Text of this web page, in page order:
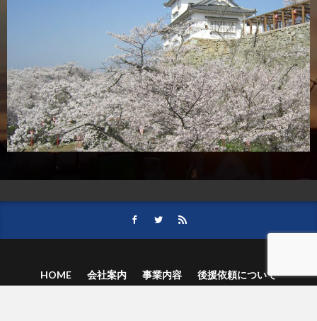
HOME 会社案内 事業内容
後援依頼について